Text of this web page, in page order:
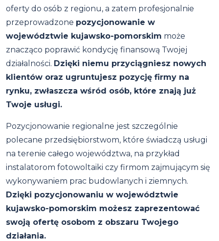
oferty do osób z regionu, a zatem profesjonalnie
przeprowadzone pozycjonowanie w
województwie kujawsko-pomorskim może
znacząco poprawić kondycję finansową Twojej
działalności. Dzięki niemu przyciągniesz nowych
klientów oraz ugruntujesz pozycję firmy na
rynku, zwłaszcza wśród osób, które znają już
Twoje usługi.
Pozycjonowanie regionalne jest szczególnie
polecane przedsiębiorstwom, które świadczą usługi
na terenie całego województwa, na przykład
instalatorom fotowoltaiki czy firmom zajmującym się
wykonywaniem prac budowlanych i ziemnych.
Dzięki pozycjonowaniu w województwie
kujawsko-pomorskim możesz zaprezentować
swoją ofertę osobom z obszaru Twojego
działania.